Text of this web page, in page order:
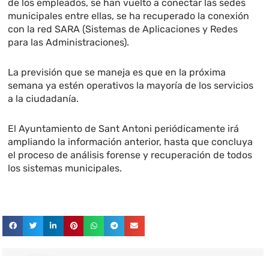
de los empleados, se han vuelto a conectar las sedes
municipales entre ellas, se ha recuperado la conexión
con la red SARA (Sistemas de Aplicaciones y Redes
para las Administraciones).
La previsión que se maneja es que en la próxima
semana ya estén operativos la mayoría de los servicios
a la ciudadanía.
El Ayuntamiento de Sant Antoni periódicamente irá
ampliando la información anterior, hasta que concluya
el proceso de análisis forense y recuperación de todos
los sistemas municipales.